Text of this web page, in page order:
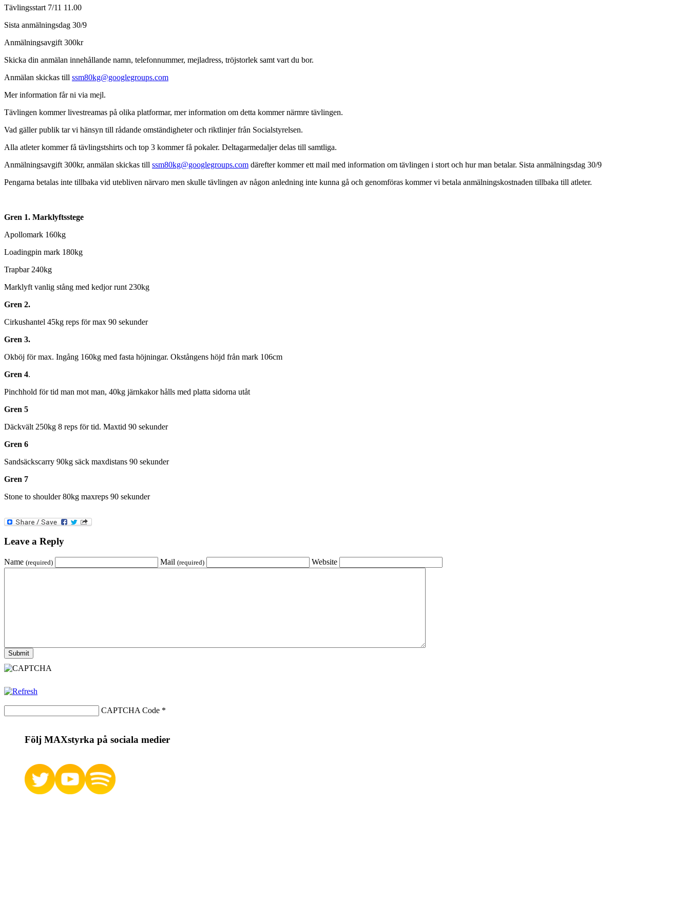
Tävlingsstart 7/11 11.00
Sista anmälningsdag 30/9
Anmälningsavgift 300kr
Skicka din anmälan innehållande namn, telefonnummer, mejladress, tröjstorlek samt vart du bor.
Anmälan skickas till ssm80kg@googlegroups.com
Mer information får ni via mejl.
Tävlingen kommer livestreamas på olika platformar, mer information om detta kommer närmre tävlingen.
Vad gäller publik tar vi hänsyn till rådande omständigheter och riktlinjer från Socialstyrelsen.
Alla atleter kommer få tävlingstshirts och top 3 kommer få pokaler. Deltagarmedaljer delas till samtliga.
Anmälningsavgift 300kr, anmälan skickas till ssm80kg@googlegroups.com därefter kommer ett mail med information om tävlingen i stort och hur man betalar. Sista anmälningsdag 30/9
Pengarna betalas inte tillbaka vid utebliven närvaro men skulle tävlingen av någon anledning inte kunna gå och genomföras kommer vi betala anmälningskostnaden tillbaka till atleter.
Gren 1. Marklyftsstege
Apollomark 160kg
Loadingpin mark 180kg
Trapbar 240kg
Marklyft vanlig stång med kedjor runt 230kg
Gren 2.
Cirkushantel 45kg reps för max 90 sekunder
Gren 3.
Okböj för max. Ingång 160kg med fasta höjningar. Okstångens höjd från mark 106cm
Gren 4.
Pinchhold för tid man mot man, 40kg järnkakor hålls med platta sidorna utåt
Gren 5
Däckvält 250kg 8 reps för tid. Maxtid 90 sekunder
Gren 6
Sandsäckscarry 90kg säck maxdistans 90 sekunder
Gren 7
Stone to shoulder 80kg maxreps 90 sekunder
Leave a Reply
Name (required) Mail (required) Website
CAPTCHA Code *
Följ MAXstyrka på sociala medier